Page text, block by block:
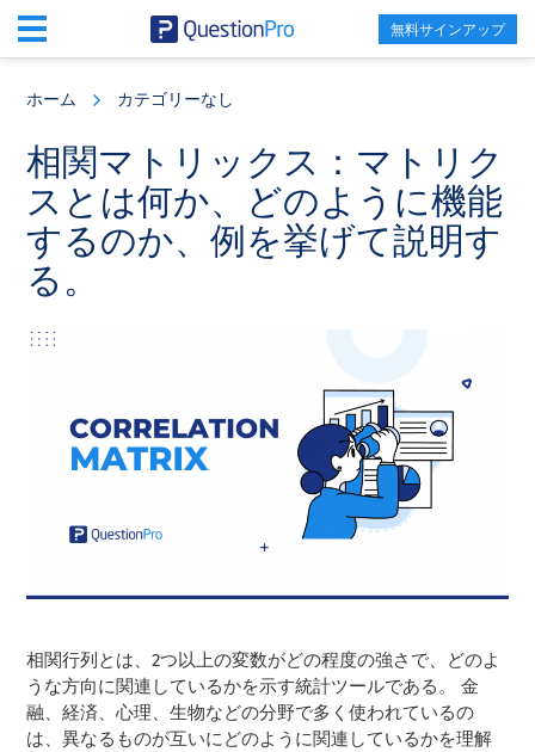
content
sidebar
無料サインアップ
ホーム カテゴリーなし
相関マトリックス：マトリク
スとは何か、どのように機能
するのか、例を挙げて説明す
る。
相関行列とは、2つ以上の変数がどの程度の強さで、どのよ
うな方向に関連しているかを示す統計ツールである。 金
融、経済、心理、生物などの分野で多く使われているの
は、異なるものが互いにどのように関連しているかを理解